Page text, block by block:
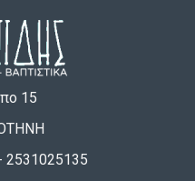
15
2531025135